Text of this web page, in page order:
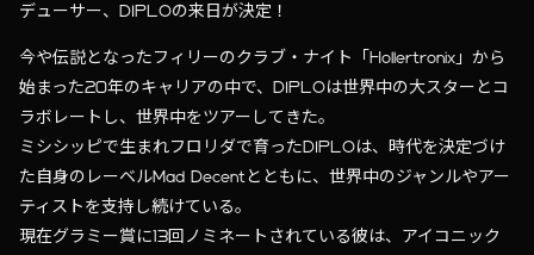
デューサー、DIPLOの来日が決定！
今や伝説となったフィリーのクラブ・ナイト「Hollertronix」から
始まった20年のキャリアの中で、DIPLOは世界中の大スターとコ
ラボレートし、世界中をツアーしてきた。
ミシシッピで生まれフロリダで育ったDIPLOは、時代を決定づけ
た自身のレーベルMad Decentとともに、世界中のジャンルやアー
ティストを支持し続けている。
現在グラミー賞に13回ノミネートされている彼は、アイコニック